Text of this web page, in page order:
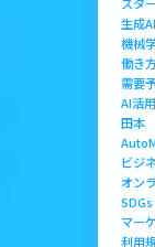
スタ
生成AI
機械
働き
需要
AI活用
田本
ビジ
オン
SDGs
マー
利用